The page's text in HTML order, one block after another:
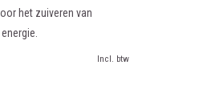
het zuiveren van
Incl. btw